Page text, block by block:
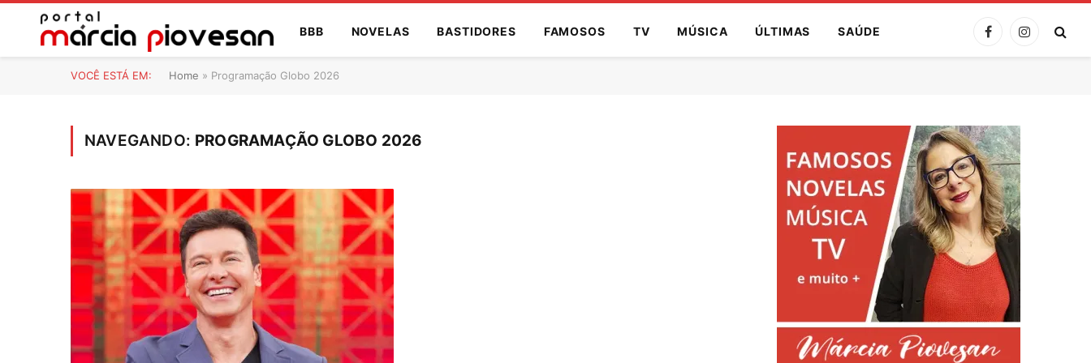
BBB NOVELAS BASTIDORES FAMOSOS TV MÚSICA ÚLTIMAS SAÚDE FacebookInstagram
VOCÊ ESTÁ EM: Home » Programação Globo 2026
NAVEGANDO: PROGRAMAÇÃO GLOBO 2026